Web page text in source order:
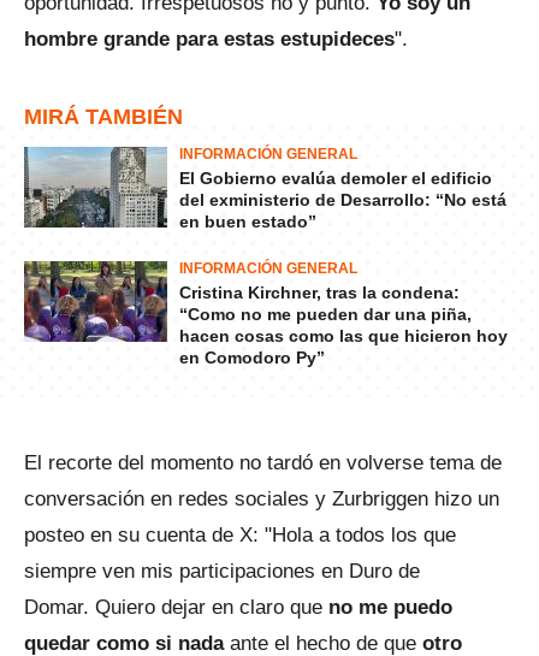
hombre grande para estas estupideces".
MIRÁ TAMBIÉN
INFORMACIÓN GENERAL
El Gobierno evalúa demoler el edificio
del exministerio de Desarrollo: “No está
en buen estado”
INFORMACIÓN GENERAL
Cristina Kirchner, tras la condena:
“Como no me pueden dar una piña,
hacen cosas como las que hicieron hoy
en Comodoro Py”
El recorte del momento no tardó en volverse tema de
conversación en redes sociales y Zurbriggen hizo un
posteo en su cuenta de X: "Hola a todos los que
siempre ven mis participaciones en Duro de
Domar. Quiero dejar en claro que no me puedo
quedar como si nadaante el hecho de que otro